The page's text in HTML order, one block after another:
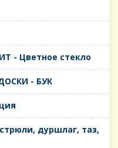
- Цветное стекло
- БУК
дуршлаг, таз,